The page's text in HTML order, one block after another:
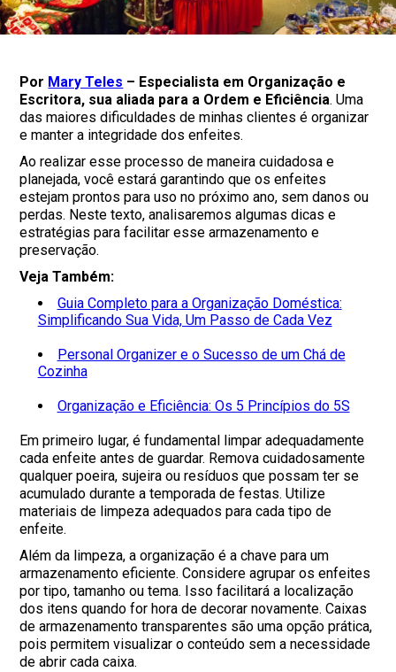
Por Mary Teles – Especialista em Organização e
Escritora, sua aliada para a Ordem e Eficiência. Uma
das maiores dificuldades de minhas clientes é organizar
e manter a integridade dos enfeites.
Ao realizar esse processo de maneira cuidadosa e
planejada, você estará garantindo que os enfeites
estejam prontos para uso no próximo ano, sem danos ou
perdas. Neste texto, analisaremos algumas dicas e
estratégias para facilitar esse armazenamento e
preservação.
Veja Também:
Guia Completo para a Organização Doméstica:
Simplificando Sua Vida, Um Passo de Cada Vez
Personal Organizer e o Sucesso de um Chá de
Cozinha
Organização e Eficiência: Os 5 Princípios do 5S
Em primeiro lugar, é fundamental limpar adequadamente
cada enfeite antes de guardar. Remova cuidadosamente
qualquer poeira, sujeira ou resíduos que possam ter se
acumulado durante a temporada de festas. Utilize
materiais de limpeza adequados para cada tipo de
enfeite.
Além da limpeza, a organização é a chave para um
armazenamento eficiente. Considere agrupar os enfeites
por tipo, tamanho ou tema. Isso facilitará a localização
dos itens quando for hora de decorar novamente. Caixas
de armazenamento transparentes são uma opção prática,
pois permitem visualizar o conteúdo sem a necessidade
de abrir cada caixa.